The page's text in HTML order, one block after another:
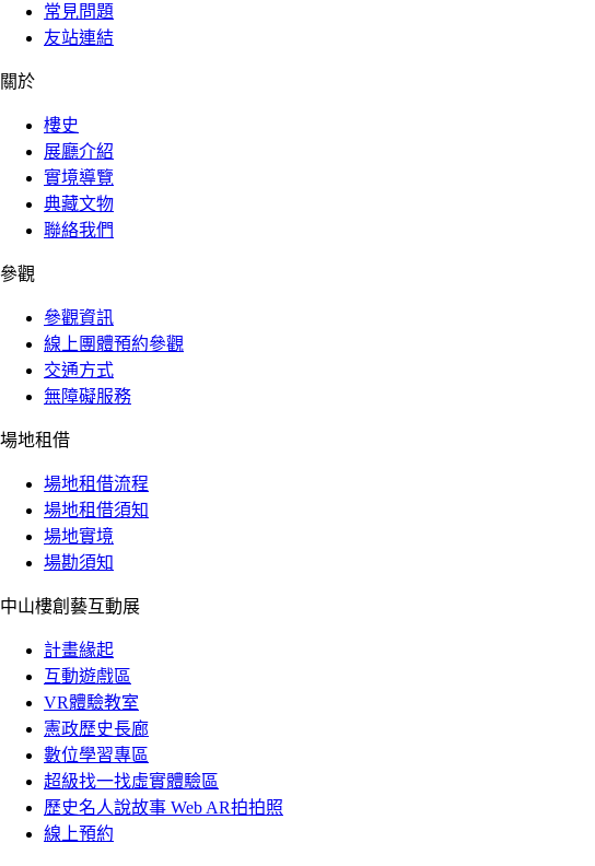
常見問題
友站連結
關於
樓史
展廳介紹
實境導覽
典藏文物
聯絡我們
參觀
參觀資訊
線上團體預約參觀
交通方式
無障礙服務
場地租借
場地租借流程
場地租借須知
場地實境
場勘須知
中山樓創藝互動展
計畫緣起
互動遊戲區
VR體驗教室
憲政歷史長廊
數位學習專區
超級找一找虛實體驗區
歷史名人說故事 Web AR拍拍照
線上預約